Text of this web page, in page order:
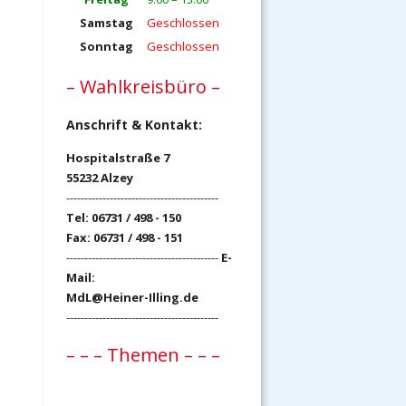
Samstag
Geschlossen
Sonntag
Geschlossen
– Wahlkreisbüro –
Anschrift & Kontakt:
Hospitalstraße 7
55232 Alzey
------------------------------------------
Tel: 06731 / 498 - 150
Fax: 06731 / 498 - 151
------------------------------------------ E-
Mail:
MdL@Heiner-Illing.de
------------------------------------------
– – – Themen – – –